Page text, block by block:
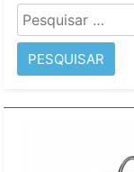
Pesquisar
por: